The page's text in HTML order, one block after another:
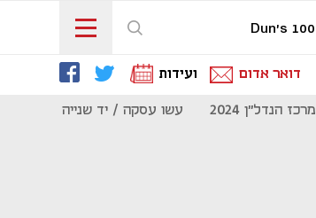
Dun's 100
דואר אדום ועידות
מרכז הנדל"ן 2024 עשו עסקה / יד שנייה